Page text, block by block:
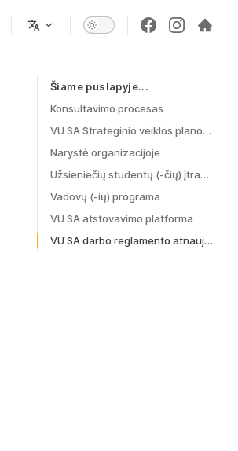
Šiame puslapyje...
Table of Contents for current page
Konsultavimo procesas
VU SA Strateginio veiklos plano 2022–2025 m. ir pamatavimo rodiklių patvirtinimas
Narystė organizacijoje
Užsieniečių studentų (-čių) įtraukimas į organizaciją
Vadovų (-ių) programa
VU SA atstovavimo platforma
VU SA darbo reglamento atnaujinimas